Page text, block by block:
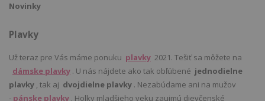
Novinky
Plavky
Už teraz pre Vás máme ponuku plavky 2021. Tešiť sa môžete na
dámske plavky . U nás nájdete ako tak obľúbené jednodielne
plavky , tak aj dvojdielne plavky . Nezabúdame ani na mužov
- pánske plavky . Holky mladšieho veku zaujmú dievčenské